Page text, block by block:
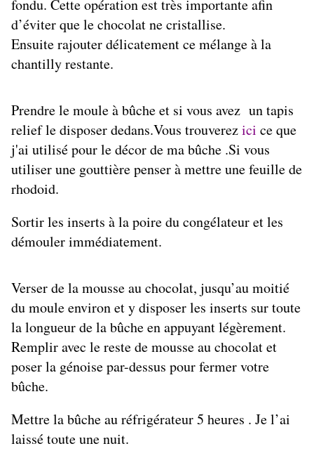
fondu. Cette opération est très importante afin
d’éviter que le chocolat ne cristallise.
Ensuite rajouter délicatement ce mélange à la
chantilly restante.
Prendre le moule à bûche et si vous avez un tapis
relief le disposer dedans.Vous trouverezici ce que
j'ai utilisé pour le décor de ma bûche .Si vous
utiliser une gouttière penser à mettre une feuille de
rhodoid.
Sortir les inserts à la poire du congélateur et les
démouler immédiatement.
Verser de la mousse au chocolat, jusqu’au moitié
du moule environ et y disposer les inserts sur toute
la longueur de la bûche en appuyant légèrement.
Remplir avec le reste de mousse au chocolat et
poser la génoise par-dessus pour fermer votre
bûche.
Mettre la bûche au réfrigérateur 5 heures . Je l’ai
laissé toute une nuit.